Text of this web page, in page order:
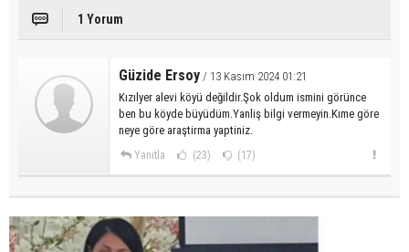
1 Yorum
Güzide Ersoy / 13 Kasım 2024 01:21
Kızılyer alevi köyü değildir.Şok oldum ismini görünce
ben bu köyde büyüdüm.Yanliş bilgi vermeyin.Kıme göre
neye göre araştirma yaptiniz.
Yanıtla (23) (17)